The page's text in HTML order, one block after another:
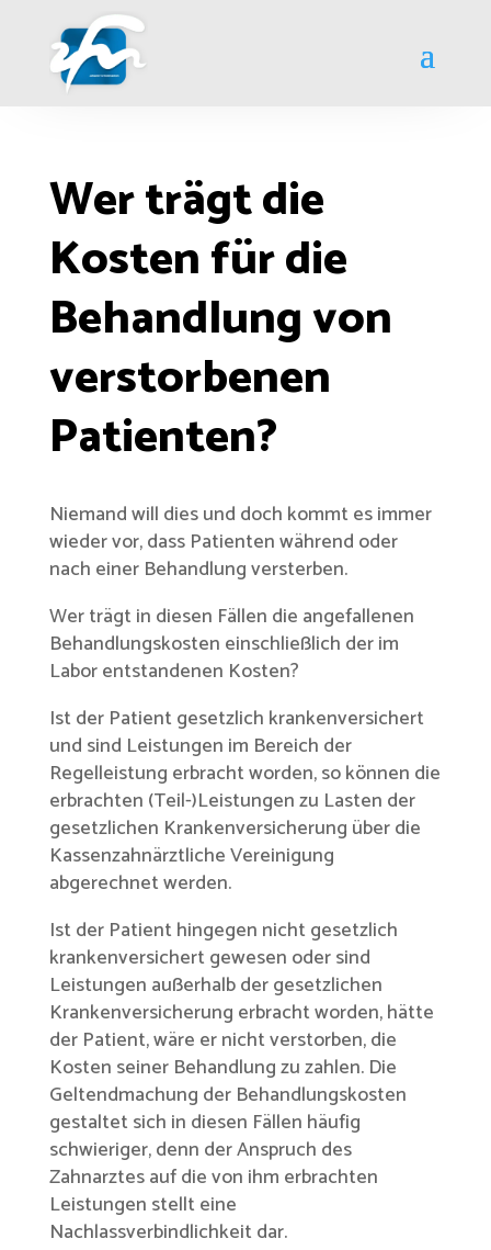
Wer trägt die
Kosten für die
Behandlung von
verstorbenen
Patienten?
Niemand will dies und doch kommt es immer
wieder vor, dass Patienten während oder
nach einer Behandlung versterben.
Wer trägt in diesen Fällen die angefallenen
Behandlungskosten einschließlich der im
Labor entstandenen Kosten?
Ist der Patient gesetzlich krankenversichert
und sind Leistungen im Bereich der
Regelleistung erbracht worden, so können die
erbrachten (Teil-)Leistungen zu Lasten der
gesetzlichen Krankenversicherung über die
Kassenzahnärztliche Vereinigung
abgerechnet werden.
Ist der Patient hingegen nicht gesetzlich
krankenversichert gewesen oder sind
Leistungen außerhalb der gesetzlichen
Krankenversicherung erbracht worden, hätte
der Patient, wäre er nicht verstorben, die
Kosten seiner Behandlung zu zahlen. Die
Geltendmachung der Behandlungskosten
gestaltet sich in diesen Fällen häufig
schwieriger, denn der Anspruch des
Zahnarztes auf die von ihm erbrachten
Leistungen stellt eine
Nachlassverbindlichkeit dar.